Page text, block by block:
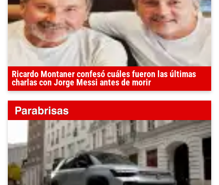
Ricardo Montaner confesó cuáles fueron las últimas
charlas con Jorge Messi antes de morir